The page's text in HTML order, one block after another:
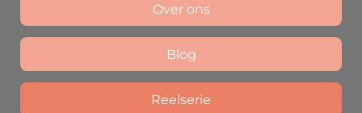
Over ons
Blog
Reelserie